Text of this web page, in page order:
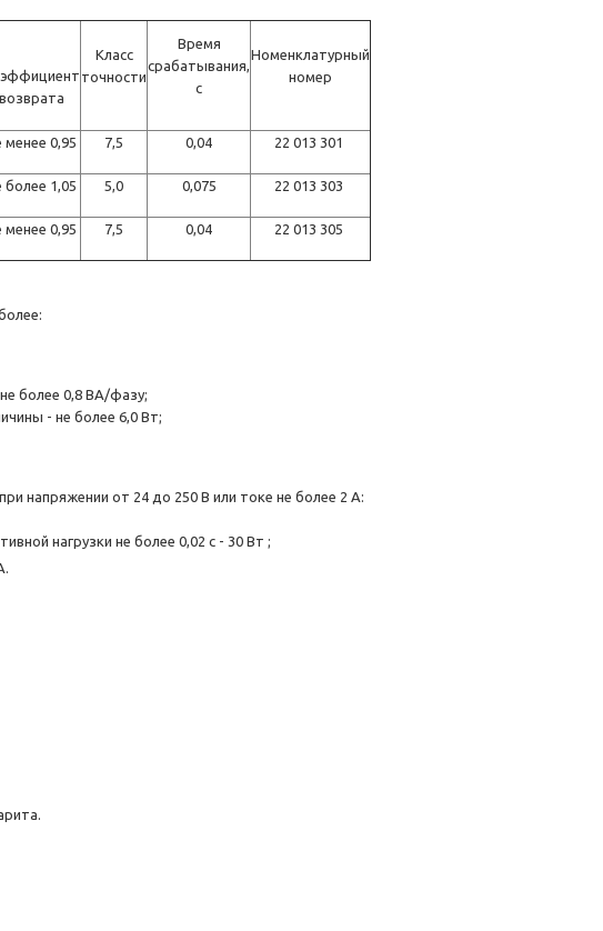
возврата
Класс
точности
Время
срабатывания,
с
Номенклатурный
номер
менее 0,95 7,5 0,04 22 013 301
более 1,05 5,0 0,075 22 013 303
менее 0,95 7,5 0,04 22 013 305
более 0,8 ВА/фазу;
- не более 6,0 Вт;
напряжении от 24 до 250 В или токе не более 2 А:
нагрузки не более 0,02 с - 30 Вт ;